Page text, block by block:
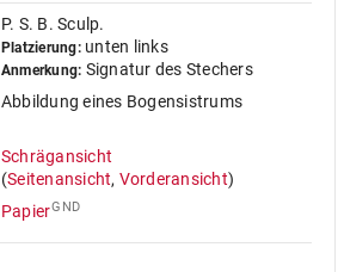
P. S. B. Sculp.
Platzierung:unten links
Anmerkung: Signatur des Stechers
Abbildung eines Bogensistrums
Schrägansicht
(Seitenansicht, Vorderansicht)
PapierGND